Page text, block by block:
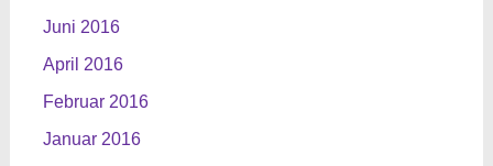
Juni 2016
April 2016
Februar 2016
Januar 2016